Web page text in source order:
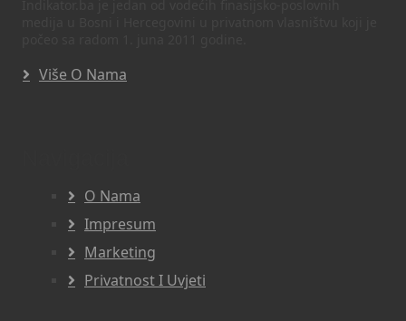
Više O Nama
O Nama
Impresum
Marketing
Privatnost I Uvjeti